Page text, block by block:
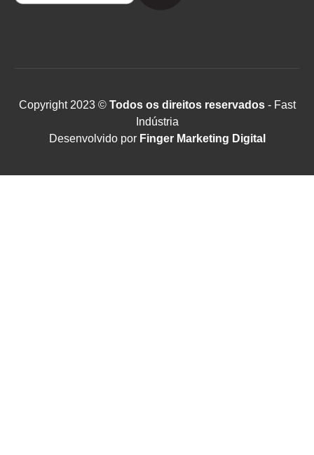
Copyright 2023 ©Todos os direitos reservados- Fast
Indústria
Desenvolvido por Finger Marketing Digital